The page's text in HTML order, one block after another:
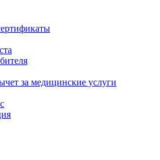
за медицинские услуги